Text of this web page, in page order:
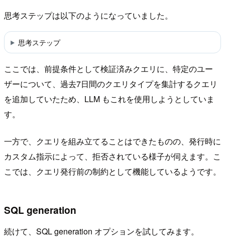
思考ステップは以下のようになっていました。
思考ステップ
ここでは、前提条件として検証済みクエリに、特定のユー
ザーについて、過去7日間のクエリタイプを集計するクエリ
を追加していたため、LLM もこれを使用しようとしていま
す。
一方で、クエリを組み立てることはできたものの、発行時に
カスタム指示によって、拒否されている様子が伺えます。こ
こでは、クエリ発行前の制約として機能しているようです。
SQL generation
続けて、SQL generation オプションを試してみます。